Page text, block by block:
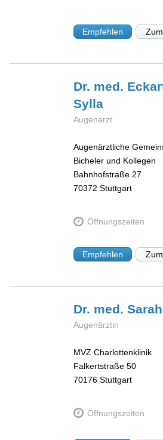
Empfehlen
Dr. med.
Sylla
Augenarzt
Augenärztliche
Bicheler und Kollegen
Bahnhofstraße 27
70372 Stuttgart
Öffnungszeiten
Empfehlen
Dr. med. Sarah
Augenärztin
MVZ Charlottenklinik
Falkertstraße 50
70176 Stuttgart
Öffnungszeiten